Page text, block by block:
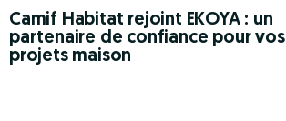
Camif Habitat rejoint EKOYA : un
partenaire de confiance pour vos
projets maison